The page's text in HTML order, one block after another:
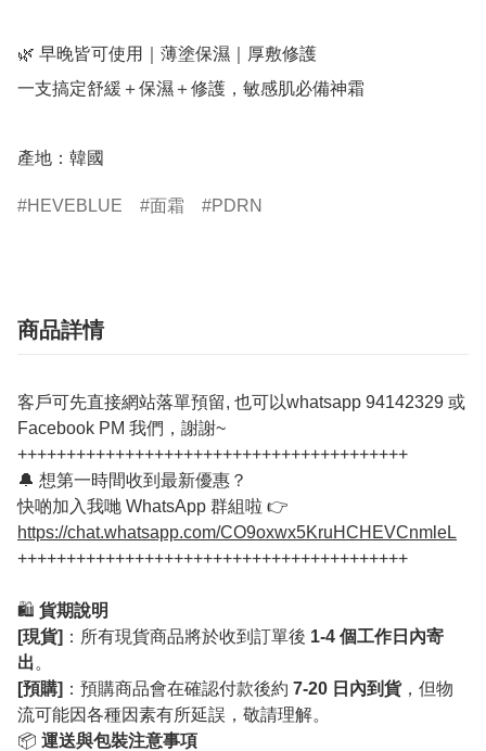
🌿 早晚皆可使用｜薄塗保濕｜厚敷修護
一支搞定舒緩＋保濕＋修護，敏感肌必備神霜
產地：韓國
HEVEBLUE 面霜 PDRN
商品詳情
客戶可先直接網站落單預留, 也可以whatsapp 94142329 或
Facebook PM 我們，謝謝~
++++++++++++++++++++++++++++++++++++++++
🔔 想第一時間收到最新優惠？
快啲加入我哋 WhatsApp 群組啦 👉
https://chat.whatsapp.com/CO9oxwx5KruHCHEVCnmleL
++++++++++++++++++++++++++++++++++++++++
🛍️ 貨期說明
[現貨] ：所有現貨商品將於收到訂單後 1-4 個工作日內寄
出。
[預購] ：預購商品會在確認付款後約 7-20 日內到貨，但物
流可能因各種因素有所延誤，敬請理解。
📦 運送與包裝注意事項